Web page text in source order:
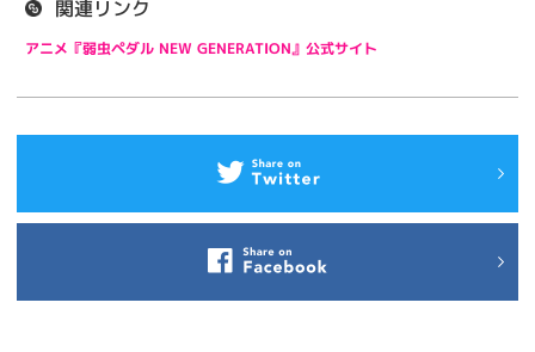
関連リンク
アニメ『弱虫ペダル NEW GENERATION』公式サイト